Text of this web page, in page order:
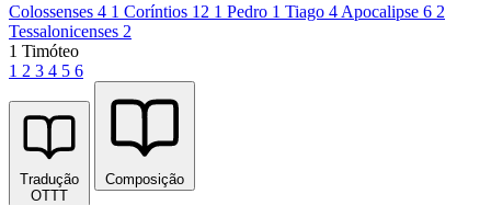
Colossenses 4 1 Coríntios 12 1 Pedro 1 Tiago 4 Apocalipse 6 2
Tessalonicenses 2
1 Timóteo
1 2 3 4 5 6
Tradução
OTTT
Composição